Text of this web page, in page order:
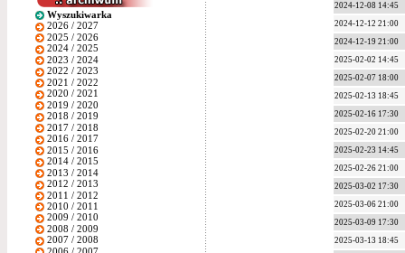
Wyszukiwarka
2026 / 2027
2025 / 2026
2024 / 2025
2023 / 2024
2022 / 2023
2021 / 2022
2020 / 2021
2019 / 2020
2018 / 2019
2017 / 2018
2016 / 2017
2015 / 2016
2014 / 2015
2013 / 2014
2012 / 2013
2011 / 2012
2010 / 2011
2009 / 2010
2008 / 2009
2007 / 2008
2024-12-08 14:45
2024-12-12 21:00
2024-12-19 21:00
2025-02-02 14:45
2025-02-07 18:00
2025-02-13 18:45
2025-02-16 17:30
2025-02-20 21:00
2025-02-23 14:45
2025-02-26 21:00
2025-03-02 17:30
2025-03-06 21:00
2025-03-09 17:30
2025-03-13 18:45